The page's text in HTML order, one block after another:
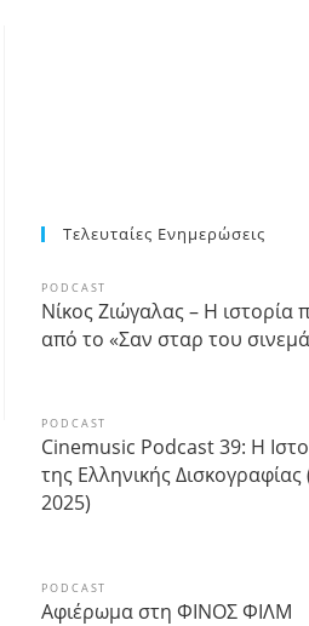
Τελευταίες Ενημερώσεις
PODCAST
Νίκος Ζιώγαλας – Η ιστορία
από το «Σαν σταρ του
PODCAST
Cinemusic Podcast 39: Η
της Ελληνικής Δισκογραφίας
2025)
PODCAST
Αφιέρωμα στη ΦΙΝΟΣ ΦΙΛΜ